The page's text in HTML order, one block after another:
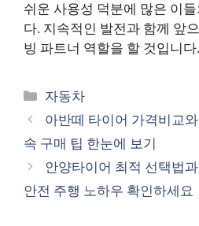
쉬운 사용성 덕분에 많은 이
다. 지속적인 발전과 함께 앞
빙 파트너 역할을 할 것입니다.
카
테
리
자동차
아반떼 타이어 가격비교
속 구매 팁 한눈에 보기
안양타이어 최적 선택법
안전 주행 노하우 확인하세요